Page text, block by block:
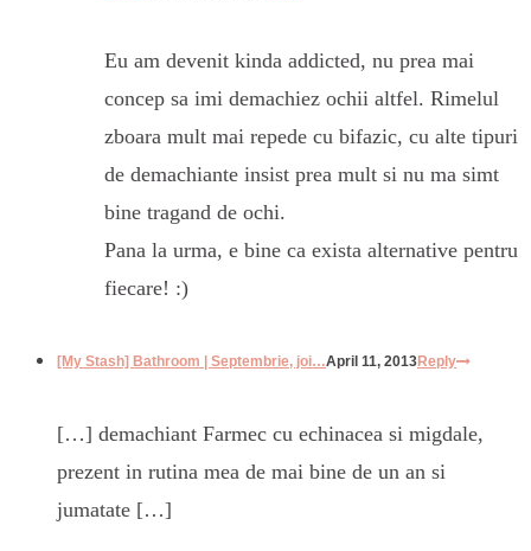
Eu am devenit kinda addicted, nu prea mai
concep sa imi demachiez ochii altfel. Rimelul
zboara mult mai repede cu bifazic, cu alte tipuri
de demachiante insist prea mult si nu ma simt
bine tragand de ochi.
Pana la urma, e bine ca exista alternative pentru
fiecare! :)
[My Stash] Bathroom | Septembrie, joi…April 11, 2013Reply
[…] demachiant Farmec cu echinacea si migdale,
prezent in rutina mea de mai bine de un an si
jumatate […]